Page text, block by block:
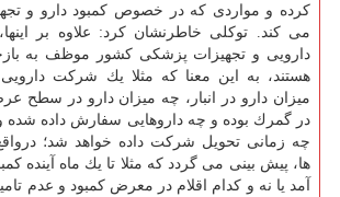
كرده و مواردی كه در خصوص كمبود دارو و
می كند. توكلی خاطرنشان كرد: علاوه بر
دارویی و تجهیزات پزشكی كشور موظف به
هستند، به این معنا كه مثلا یك شركت
میزان دارو در انبار، چه میزان دارو در سطح
در گمرك بوده و چه داروهایی سفارش داده شده
چه زمانی تحویل شركت داده خواهد شد؛ درواقع
ها، پیش بینی می گردد كه مثلا تا یك ماه آینده
آمد یا نه و كدام اقلام در معرض كمبود و عدم